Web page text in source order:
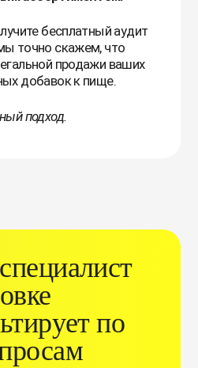
бесплатный аудит
точно скажем, что
продажи ваших
добавок к пище.
подход.
по